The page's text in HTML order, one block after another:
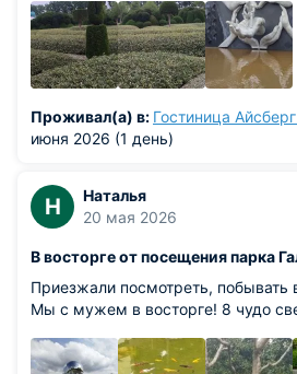
Проживал(а) в: Гостиница
июня 2026 (1 день)
Н
Наталья
20 мая 2026
В восторге от посещения парка
Приезжали посмотреть, побывать
Мы с мужем в восторге! 8 чудо